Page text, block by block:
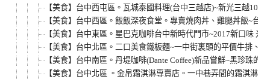
【美食】台中西屯區。瓦城泰國料理(台中三越店)~新光三越10
【美食】台中西區。飯飯深夜食堂。專賣燒肉丼、雞腿丼飯~台
【美食】台中東區。星巴克咖啡台中新時代門市~2017新口味 米
【美食】台中北區。二口美食鐵板麵~一中街裏頭的平價牛排、
【美食】台中南區。丹堤咖啡(Dante Coffee)新品嘗鮮~黑珍珠
【美食】台中北區 。金帛霜淇淋專賣店。一中巷弄間的霜淇淋